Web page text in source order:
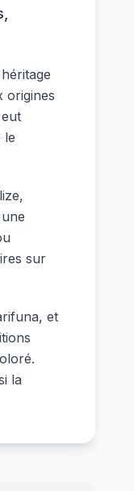
origines
le
sur
et
la